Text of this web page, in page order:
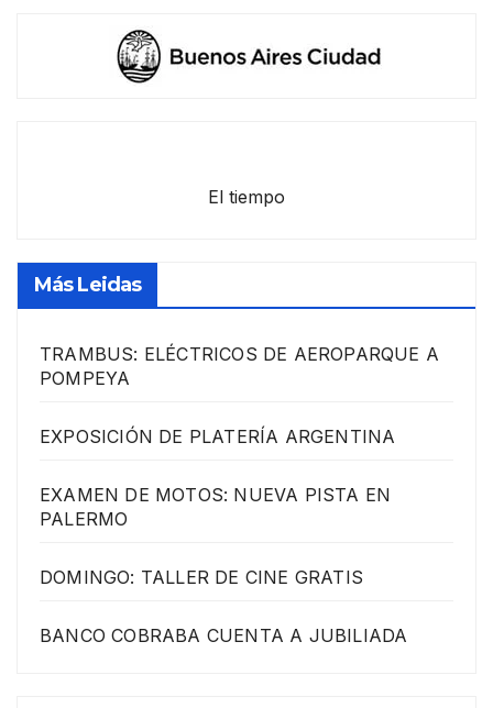
El tiempo
Más Leidas
TRAMBUS: ELÉCTRICOS DE AEROPARQUE A
POMPEYA
EXPOSICIÓN DE PLATERÍA ARGENTINA
EXAMEN DE MOTOS: NUEVA PISTA EN
PALERMO
DOMINGO: TALLER DE CINE GRATIS
BANCO COBRABA CUENTA A JUBILIADA